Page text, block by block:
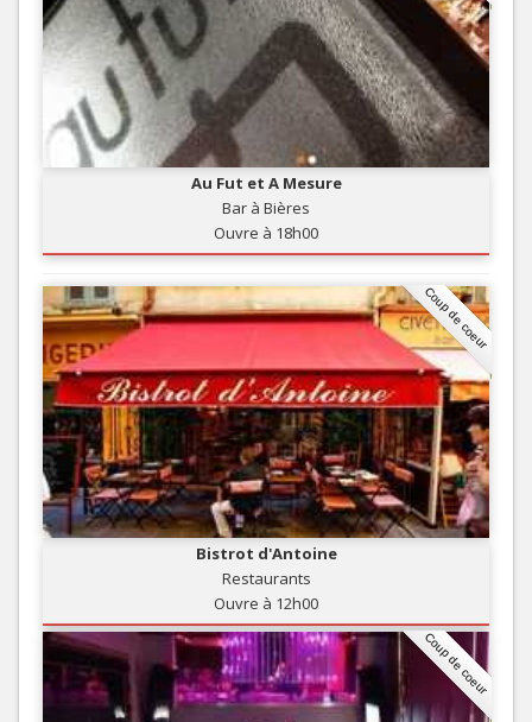
Au Fut et A Mesure
Bar à Bières
Ouvre à 18h00
Coup de coeur
Bistrot d'Antoine
Restaurants
Ouvre à 12h00
Coup de coeur